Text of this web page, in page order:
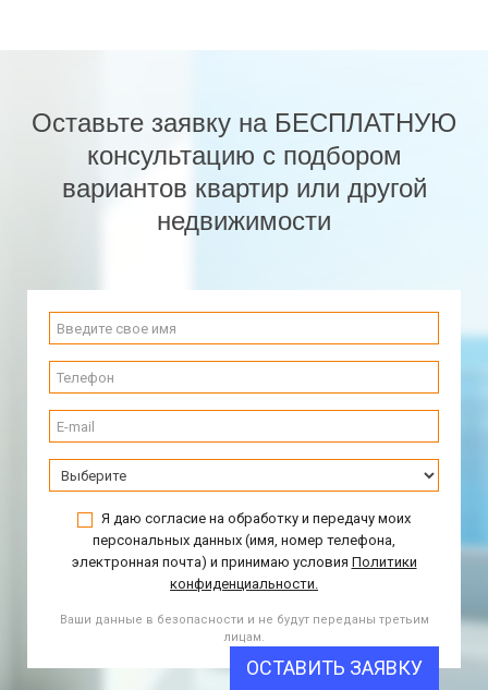
Оставьте заявку на БЕСПЛАТНУЮ
консультацию с подбором
вариантов квартир или другой
недвижимости
Я даю согласие на обработку и передачу моих
персональных данных (имя, номер телефона,
электронная почта) и принимаю условия Политики
конфиденциальности.
Ваши данные в безопасности и не будут переданы третьим
лицам.
ОСТАВИТЬ ЗАЯВКУ